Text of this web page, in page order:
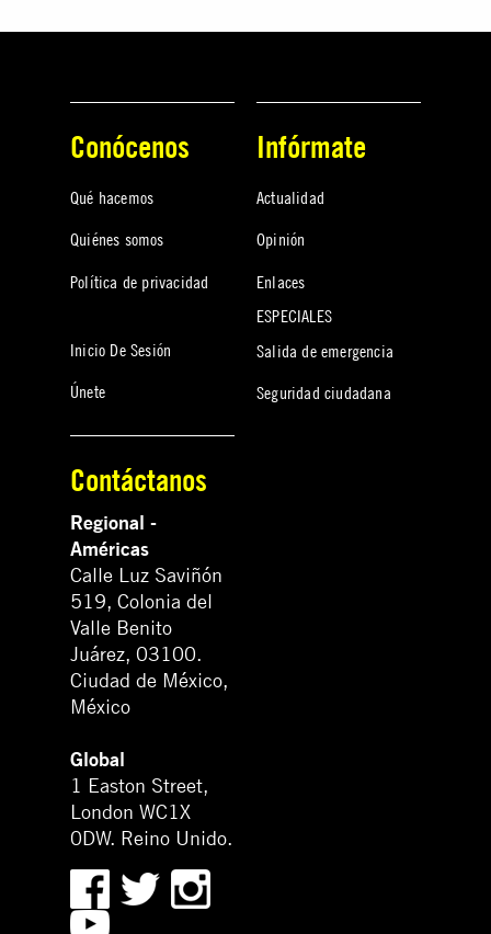
Conócenos
Qué hacemos
Quiénes somos
Política de privacidad
Inicio De Sesión
Únete
Infórmate
Actualidad
Opinión
Enlaces
ESPECIALES
Salida de emergencia
Seguridad ciudadana
Contáctanos
Regional -
Américas
Calle Luz Saviñón
519, Colonia del
Valle Benito
Juárez, 03100.
Ciudad de México,
México
Global
1 Easton Street,
London WC1X
0DW. Reino Unido.